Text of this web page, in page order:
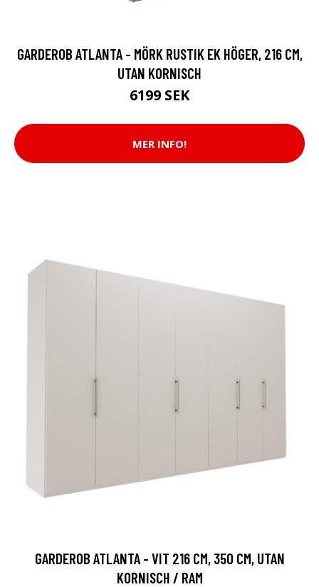
GARDEROB ATLANTA - MÖRK RUSTIK EK HÖGER, 216 CM,
UTAN KORNISCH
6199 SEK
MER INFO!
GARDEROB ATLANTA - VIT 216 CM, 350 CM, UTAN
KORNISCH / RAM